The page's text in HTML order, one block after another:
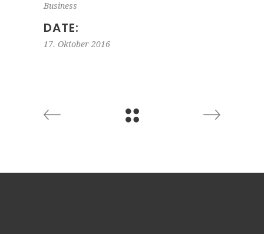
Business
DATE:
17. Oktober 2016